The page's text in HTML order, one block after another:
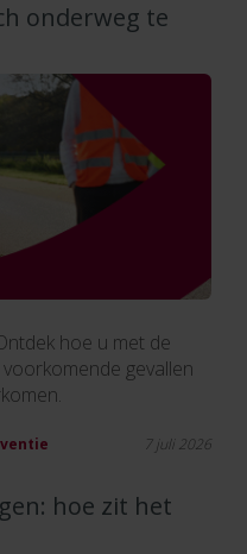
onderweg te
hoe u met de
gevallen
7 juli 2026
hoe zit het